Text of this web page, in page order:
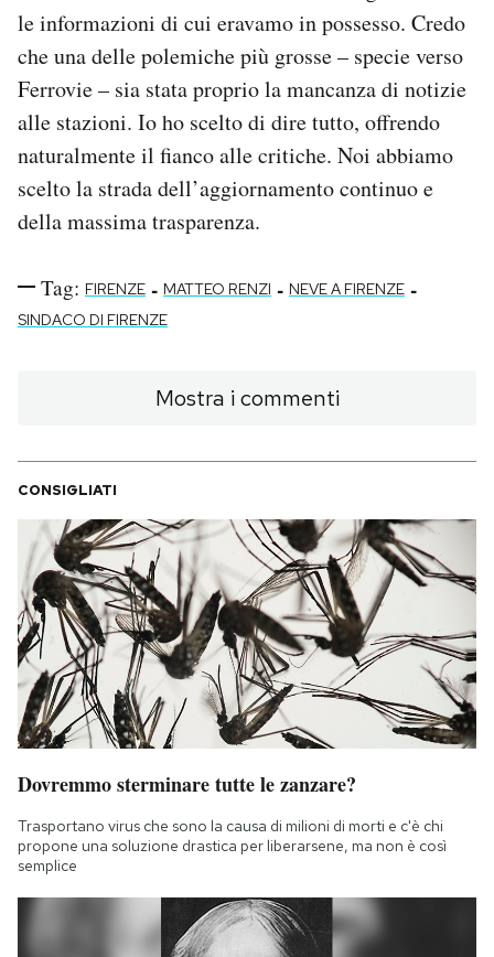
le informazioni di cui eravamo in possesso. Credo
che una delle polemiche più grosse – specie verso
Ferrovie – sia stata proprio la mancanza di notizie
alle stazioni. Io ho scelto di dire tutto, offrendo
naturalmente il fianco alle critiche. Noi abbiamo
scelto la strada dell’aggiornamento continuo e
della massima trasparenza.
Tag: FIRENZE - MATTEO RENZI - NEVE A FIRENZE -
SINDACO DI FIRENZE
Mostra i commenti
CONSIGLIATI
Dovremmo sterminare tutte le zanzare?
Trasportano virus che sono la causa di milioni di morti e c'è chi
propone una soluzione drastica per liberarsene, ma non è così
semplice